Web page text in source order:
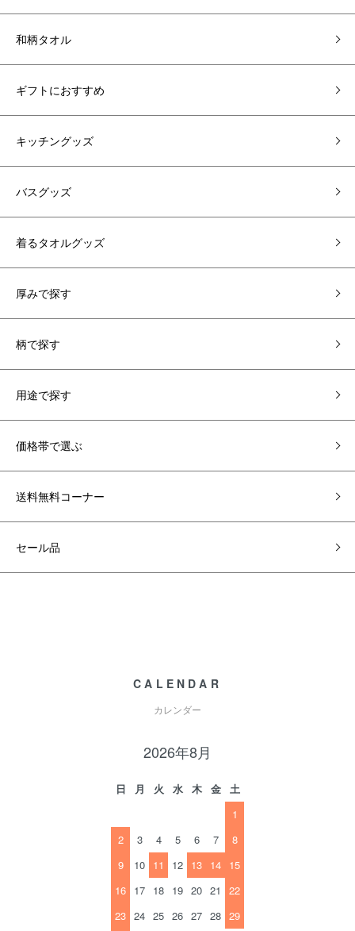
和柄タオル
ギフトにおすすめ
キッチングッズ
バスグッズ
着るタオルグッズ
厚みで探す
柄で探す
用途で探す
価格帯で選ぶ
送料無料コーナー
セール品
CALENDAR
カレンダー
2026年8月
日 月 火 水 木 金
土
1
2
3 4 5 6 7
8
9
10 11 12 13 14 15
16 17 18 19 20 21
22
23 24 25 26 27 28 29